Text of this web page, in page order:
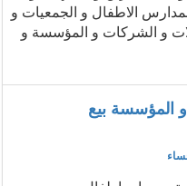
الاطفال و الجمعيات و
و الشركات و المؤسسة و
المؤسسة بيع